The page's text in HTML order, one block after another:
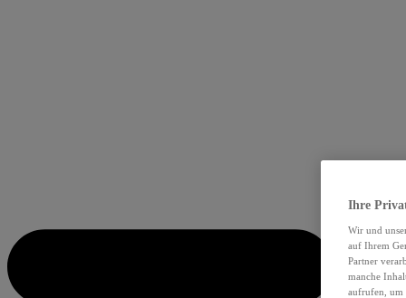
Ihre
Wir und
auf Ihrem
Partner
manche
aufrufen, um